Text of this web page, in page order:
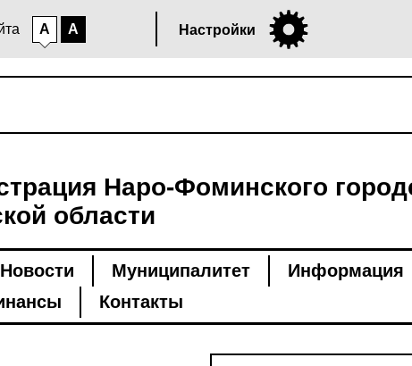
A A Настройки
Наро-Фоминского
области
Новости Муниципалитет Информация
Контакты